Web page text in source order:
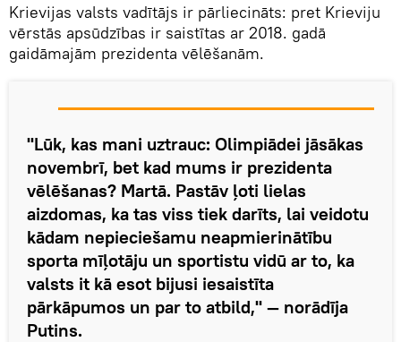
Krievijas valsts vadītājs ir pārliecināts: pret Krieviju
vērstās apsūdzības ir saistītas ar 2018. gadā
gaidāmajām prezidenta vēlēšanām.
"Lūk, kas mani uztrauc: Olimpiādei jāsākas
novembrī, bet kad mums ir prezidenta
vēlēšanas? Martā. Pastāv ļoti lielas
aizdomas, ka tas viss tiek darīts, lai veidotu
kādam nepieciešamu neapmierinātību
sporta mīļotāju un sportistu vidū ar to, ka
valsts it kā esot bijusi iesaistīta
pārkāpumos un par to atbild," — norādīja
Putins.